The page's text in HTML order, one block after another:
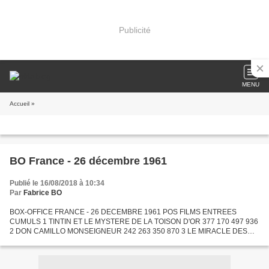
Publicité
MENU
Accueil »
BO France - 26 décembre 1961
Publié le 16/08/2018 à 10:34
Par Fabrice BO
BOX-OFFICE FRANCE - 26 DECEMBRE 1961 POS FILMS ENTREES
CUMULS 1 TINTIN ET LE MYSTERE DE LA TOISON D'OR 377 170 497 936
2 DON CAMILLO MONSEIGNEUR 242 263 350 870 3 LE MIRACLE DES
904 5 LES...